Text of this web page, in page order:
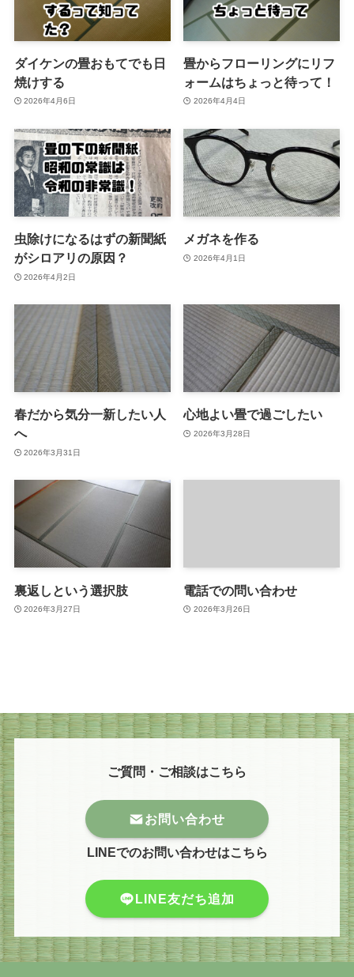
ダイケンの畳おもてでも日
焼けする
2026年4月6日
畳からフローリングにリフ
ォームはちょっと待って！
2026年4月4日
虫除けになるはずの新聞紙
がシロアリの原因？
2026年4月2日
メガネを作る
2026年4月1日
春だから気分一新したい人
へ
2026年3月31日
心地よい畳で過ごしたい
2026年3月28日
裏返しという選択肢
2026年3月27日
電話での問い合わせ
2026年3月26日
ご質問・ご相談はこちら
お問い合わせ
LINEでのお問い合わせはこちら
LINE友だち追加